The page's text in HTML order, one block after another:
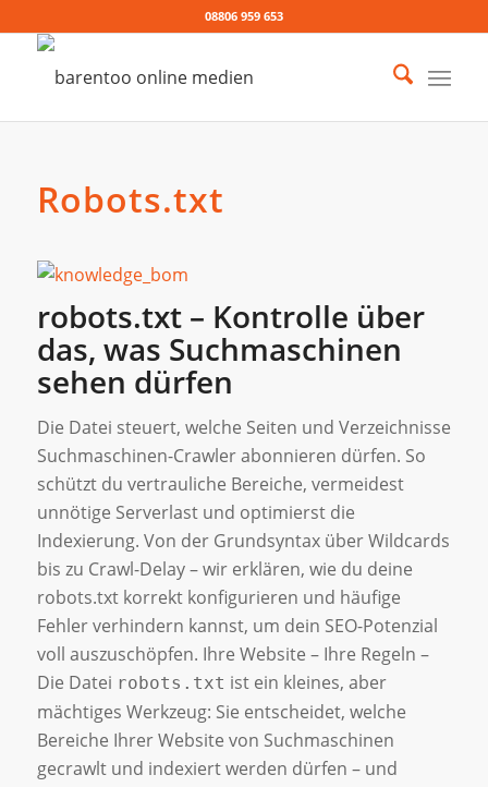
08806 959 653
Robots.txt
robots.txt – Kontrolle über
das, was Suchmaschinen
sehen dürfen
Die Datei steuert, welche Seiten und Verzeichnisse
Suchmaschinen-Crawler abonnieren dürfen. So
schützt du vertrauliche Bereiche, vermeidest
unnötige Serverlast und optimierst die
Indexierung. Von der Grundsyntax über Wildcards
bis zu Crawl-Delay – wir erklären, wie du deine
robots.txt korrekt konfigurieren und häufige
Fehler verhindern kannst, um dein SEO-Potenzial
voll auszuschöpfen. Ihre Website – Ihre Regeln –
Die Datei robots.txt ist ein kleines, aber
mächtiges Werkzeug: Sie entscheidet, welche
Bereiche Ihrer Website von Suchmaschinen
gecrawlt und indexiert werden dürfen – und